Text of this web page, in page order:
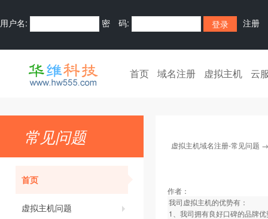
用户名: 密 码: 注册
首页 域名注册 虚拟主机 云
常见问题
首页
虚拟主机问题
虚拟主机域名注册-常见问题
作者：
我司虚拟主机的优势有：
1、我司拥有良好口碑的品牌